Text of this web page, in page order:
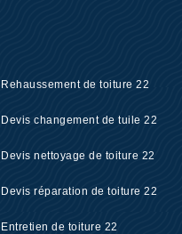
Rehaussement de toiture 22
Devis changement de tuile 22
Devis nettoyage de toiture 22
Devis réparation de toiture 22
Entretien de toiture 22